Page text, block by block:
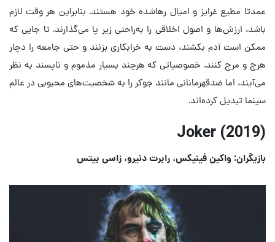
عمدتا مطیع غرایز و امیال رهاشده خود هستند. بنابراین هر وقت لازم
باشد، ارزش‌ها و اصول اخلاقی را به‌راحتی زیر پا می‌گذارند. تا جایی که
ممکن است آدم بکشند، دست به خرابکاری بزنند و حتی جامعه را دچار
هرج و مرج کنند. خصوصیاتی که هرچند بسیار مذموم و ناپسند به نظر
می‌آیند، اما ضدقهرمانانی مانند جوکر را به شخصیت‌های محبوبی در عالم
سینما تبدیل کرده‌اند.
Joker (2019)
بازیگران: واکین فینیکس، رابرت دنیرو، زاسی بیتس